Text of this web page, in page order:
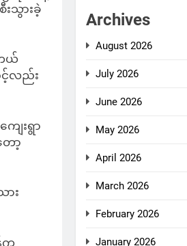
သွားခဲ့
ယ်
င့်လည်း
ေးရွာ
ော့
း
က
Archives
August 2026
July 2026
June 2026
May 2026
April 2026
March 2026
February 2026
January 2026